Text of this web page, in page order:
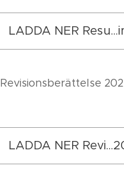
LADDA NER
Revisionsberättelse
LADDA NER